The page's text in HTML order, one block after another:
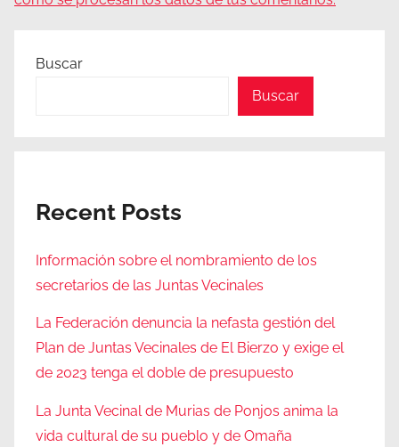
Buscar
Buscar
Recent Posts
Información sobre el nombramiento de los
secretarios de las Juntas Vecinales
La Federación denuncia la nefasta gestión del
Plan de Juntas Vecinales de El Bierzo y exige el
de 2023 tenga el doble de presupuesto
La Junta Vecinal de Murias de Ponjos anima la
vida cultural de su pueblo y de Omaña